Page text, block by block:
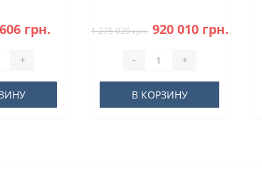
грн.
+
1 275 020 грн. 920 010 грн.
- +
В КОРЗИНУ